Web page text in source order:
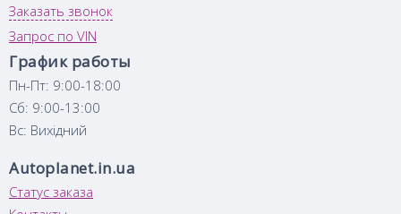
Заказать звонок
Запрос по VIN
График работы
Пн-Пт: 9:00-18:00
Сб: 9:00-13:00
Вс: Вихідний
Autoplanet.in.ua
Статус заказа